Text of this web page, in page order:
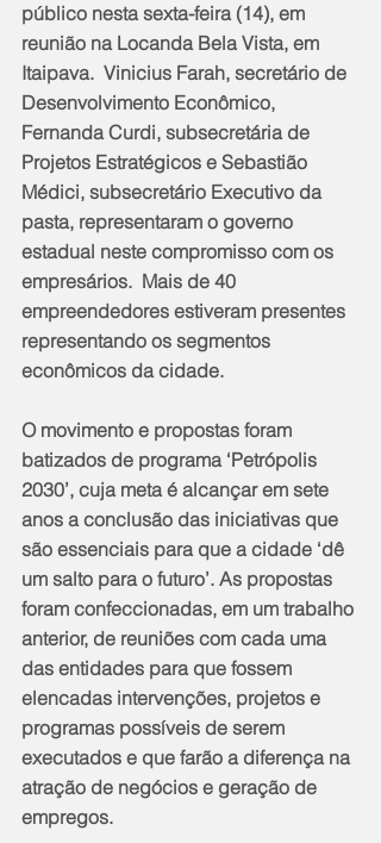
público nesta sexta-feira (14), em
reunião na Locanda Bela Vista, em
Itaipava.  Vinicius Farah, secretário de
Desenvolvimento Econômico,
Fernanda Curdi, subsecretária de
Projetos Estratégicos e Sebastião
Médici, subsecretário Executivo da
pasta, representaram o governo
estadual neste compromisso com os
empresários.  Mais de 40
empreendedores estiveram presentes
representando os segmentos
econômicos da cidade.
O movimento e propostas foram
batizados de programa ‘Petrópolis
2030’, cuja meta é alcançar em sete
anos a conclusão das iniciativas que
são essenciais para que a cidade ‘dê
um salto para o futuro’. As propostas
foram confeccionadas, em um trabalho
anterior, de reuniões com cada uma
das entidades para que fossem
elencadas intervenções, projetos e
programas possíveis de serem
executados e que farão a diferença na
atração de negócios e geração de
empregos.